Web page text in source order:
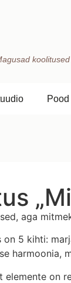
Pood
aga
on 5 kihti:
harmoonia,
elemente on